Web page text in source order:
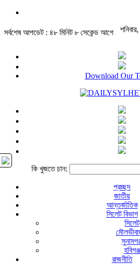
সর্বশেষ আপডেট : ৪৮ মিনিট ৮ সেকেন্ড আগে
Download Our
কি খুজতে চান:
প্রচ্ছদ
জাতীয়
আন্তর্জাতিক
সিলেট বিভাগ
সিলেট
হবিগঞ্জ
রাজনীতি